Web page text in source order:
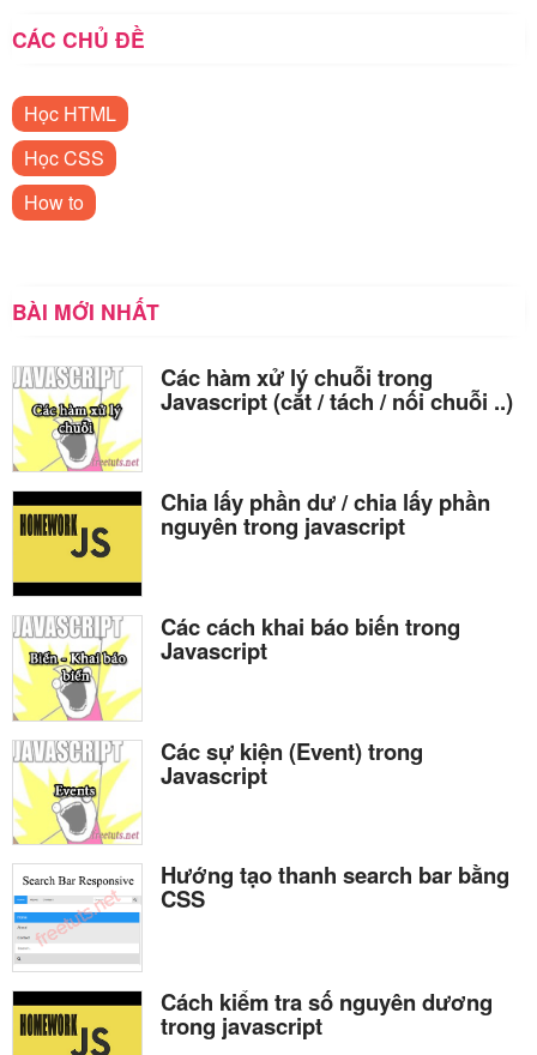
CÁC CHỦ ĐỀ
Học HTML
Học CSS
How to
BÀI MỚI NHẤT
Các hàm xử lý chuỗi trong
Javascript (cắt / tách / nối chuỗi ..)
Chia lấy phần dư / chia lấy phần
nguyên trong javascript
Các cách khai báo biến trong
Javascript
Các sự kiện (Event) trong
Javascript
Hướng tạo thanh search bar bằng
CSS
Cách kiểm tra số nguyên dương
trong javascript